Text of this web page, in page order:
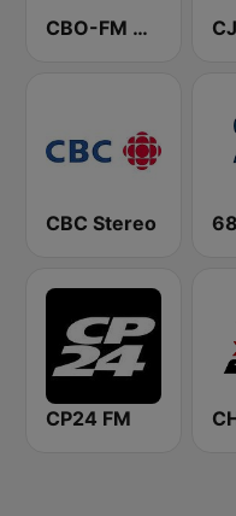
CBO-FM CBC Radio One Ottawa
CBC Stereo
CP24 FM